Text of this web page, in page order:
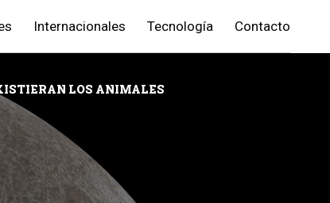
Internacionales Tecnología Contacto
LOS ANIMALES